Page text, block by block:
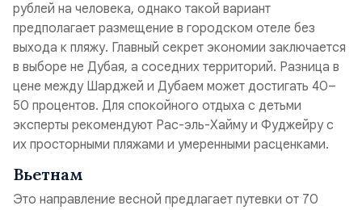
рублей на человека, однако такой вариант
предполагает размещение в городском отеле без
выхода к пляжу. Главный секрет экономии заключается
в выборе не Дубая, а соседних территорий. Разница в
цене между Шарджей и Дубаем может достигать 40–
50 процентов. Для спокойного отдыха с детьми
эксперты рекомендуют Рас-эль-Хайму и Фуджейру с
их просторными пляжами и умеренными расценками.
Вьетнам
Это направление весной предлагает путевки от 70